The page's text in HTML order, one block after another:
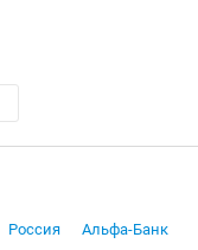
Россия
Альфа-Банк